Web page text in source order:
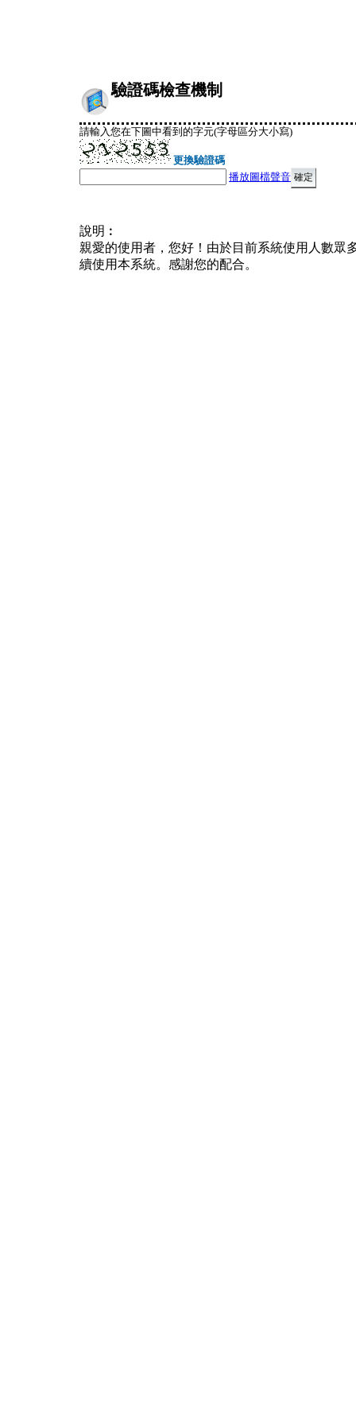
驗證碼檢查機制
請輸入您在下圖中看到的字元(字母區分大小寫)
更換驗證碼
播放圖檔聲音
說明︰
親愛的使用者，您好！由於目前系統使用人數眾
續使用本系統。感謝您的配合。